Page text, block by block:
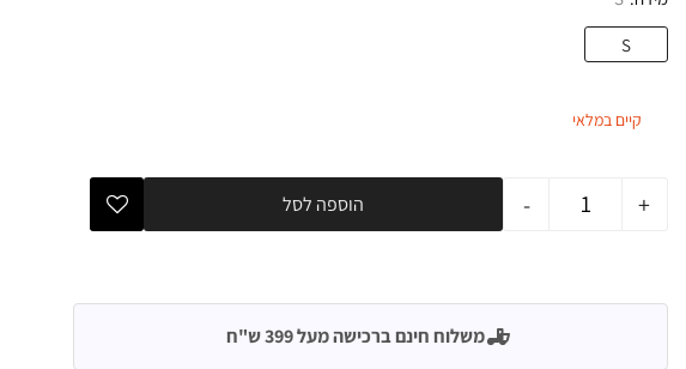
S
קיים במלאי
- + הוספה לסל
משלוח חינם ברכישה מעל 399 ש"ח